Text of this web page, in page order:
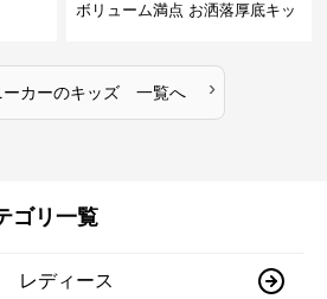
ボリューム満点 お洒落厚底キッ
カーのキッズ 一覧へ ›
ゴリ一覧
レディース